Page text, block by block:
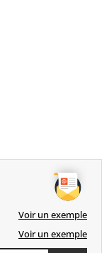
Voir un exemple
Voir un exemple